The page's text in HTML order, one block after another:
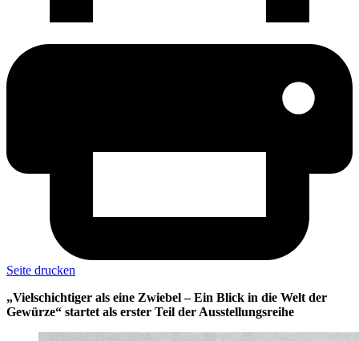
Seite drucken
„Vielschichtiger als eine Zwiebel – Ein Blick in die Welt der
Gewürze“ startet als erster Teil der Ausstellungsreihe